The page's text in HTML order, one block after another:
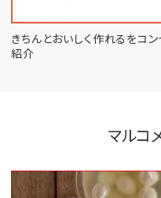
きちんとおいしく作れるをコン
紹介
マルコ